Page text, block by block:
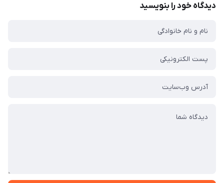
دیدگاه خود را بنویسید